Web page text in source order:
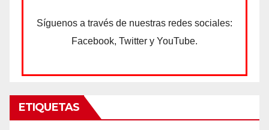
Síguenos a través de nuestras redes sociales:
Facebook, Twitter y YouTube.
ETIQUETAS